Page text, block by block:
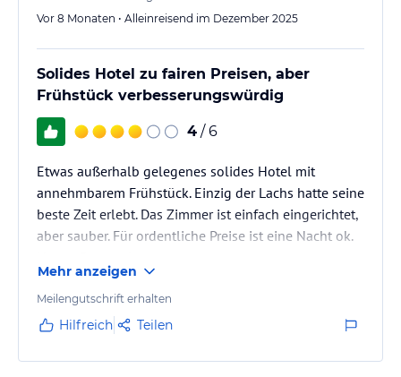
Vor 8 Monaten • Alleinreisend im Dezember 2025
Solides Hotel zu fairen Preisen, aber
Frühstück verbesserungswürdig
4 / 6
Etwas außerhalb gelegenes solides Hotel mit
annehmbarem Frühstück. Einzig der Lachs hatte seine
beste Zeit erlebt. Das Zimmer ist einfach eingerichtet,
aber sauber. Für ordentliche Preise ist eine Nacht ok.
Mehr anzeigen
Meilengutschrift erhalten
Hilfreich Teilen